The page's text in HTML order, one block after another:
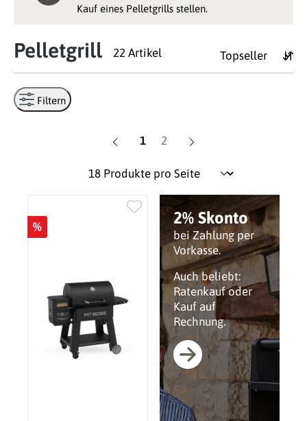
Kauf eines Pelletgrills stellen.
Pelletgrill 22 Artikel
Filtern
Seite
1 Seite
2
2% Skonto
bei Zahlung per
Vorkasse.
Auch beliebt:
Ratenkauf oder
Kauf auf
Rechnung.
%